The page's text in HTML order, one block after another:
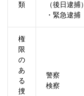
類
（後日逮捕）
・緊急逮捕
権
限
の
あ
る
捜
警察
検察